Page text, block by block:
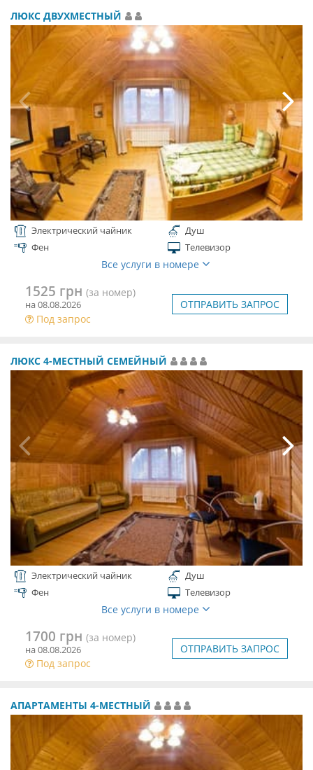
ЛЮКС ДВУХМЕСТНЫЙ
Электрический чайник
Душ
Фен
Телевизор
Все услуги в номере
1525 грн (за номер)
на 08.08.2026
Под запрос
ОТПРАВИТЬ ЗАПРОС
ЛЮКС 4-МЕСТНЫЙ СЕМЕЙНЫЙ
Электрический чайник
Душ
Фен
Телевизор
Все услуги в номере
1700 грн (за номер)
на 08.08.2026
Под запрос
ОТПРАВИТЬ ЗАПРОС
АПАРТАМЕНТЫ 4-МЕСТНЫЙ